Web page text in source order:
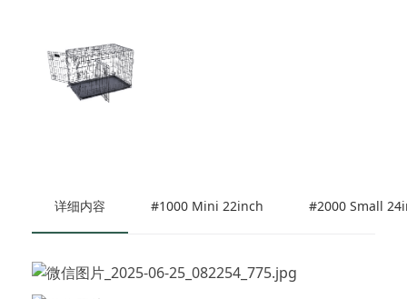
详细内容 #1000 Mini 22inch #2000 Small